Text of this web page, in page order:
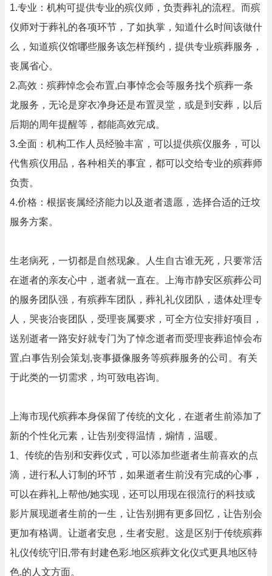
1.专业：机构可提供专业的殡仪师，负责葬礼的流程。而殡
仪师对于葬礼的各项环节，了如执掌，知道什么时间该做什
么，知道殡仪馆哪些服务该怎样预约，提供专业殡葬服务，
丧属省心。
2.高效：殡葬悼念会布置,白事悼念会等服务找个殡葬一条
龙服务，无论是穿衣净身还是布置灵堂，或是到安葬，以后
后期的周年提醒等，都能高效完成。
3.全面：机构工作人员经验丰富，可以提供殡仪服务，可以
代售殡仪用品，各种相关的事宜，都可以交给专业的殡葬师
负责。
4.价格：根据丧属经济能力以及逝者遗愿，选择合适的迁坟
服务方案。
生老病死，一切都是自然现象。人生自古谁无死，只要常活
在逝者的亲友心中，逝者就一直在。上海市静安区殡葬公司
的服务团队强，有殡葬车团队，葬礼礼仪团队，遗体处理专
人，哭丧治丧团队，受理丧属要求，可全方位安排好项目，
送别逝者一路安好就专门为了悼念逝者而受理丧葬追悼会布
置,白事告别会策划,丧事摄像服务等殡葬服务的公司。有关
于此类的一切需求，均可致电咨询。
上海市现代殡葬本身保留了传统的文化，在逝者生前添加了
新的个性化元素，让告别变得温情，煽情，温暖。
1、传统的告别和安葬仪式，可以添加些逝者生前喜欢的点
滴，进行私人订制的环节，如果逝者生前没有完成的心事，
可以在葬礼上帮他/她实现，还可以用现在很流行的科技或
影片展现逝者生前的一生，让告别拥有更多回忆，让告别会
更加有格调。让逝者安息，生者安慰。这是区别于传统殡葬
礼仪传统守旧,带有封建色彩.地区殡葬文化仪式更具地区特
色.的人文方面。